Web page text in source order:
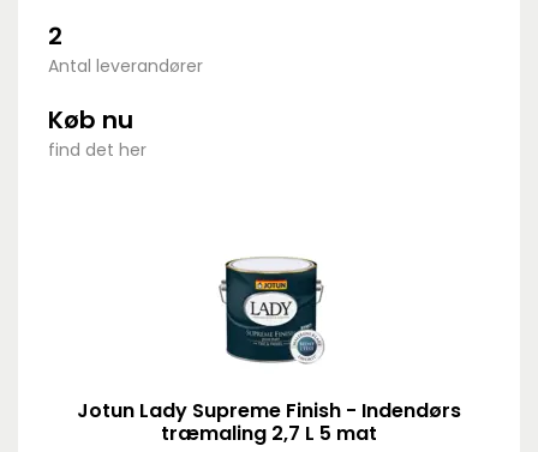
2
Antal leverandører
Køb nu
find det her
Jotun Lady Supreme Finish - Indendørs
træmaling 2,7 L 5 mat